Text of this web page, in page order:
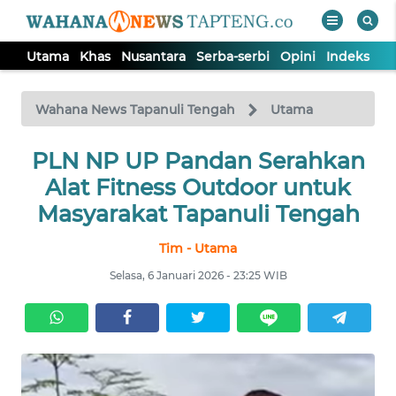
Utama Khas Nusantara Serba-serbi Opini Indeks
Wahana News Tapanuli Tengah Utama
PLN NP UP Pandan Serahkan
Alat Fitness Outdoor untuk
Masyarakat Tapanuli Tengah
Tim - Utama
Selasa, 6 Januari 2026 - 23:25 WIB
TV
Tutup
UTAMA
KHAS
SERBA-
SERBI
OPINI